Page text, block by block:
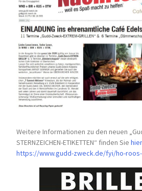
Weitere Informationen zu den neuen
STERNZEICHEN-ETIKETTEN“ finden Siehier
https://www.gudd-zweck.de/fyi/ho-